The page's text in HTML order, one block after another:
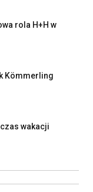
rola H+H w
Kömmerling
wakacji